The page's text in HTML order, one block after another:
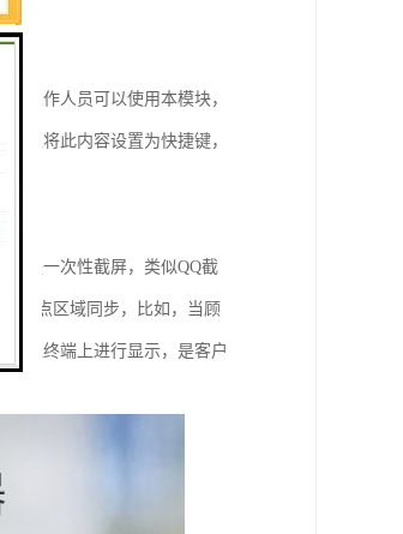
工作人员可以使用本模块，
以将此内容设置为快捷键，
种是一次性截屏，类似QQ截
焦点区域同步，比如，当顾
交互终端上进行显示，是客户